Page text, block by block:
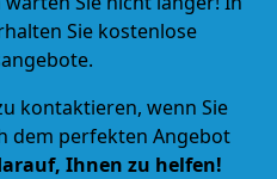
Sie kostenlose
kontaktieren, wenn Sie
dem perfekten Angebot
Ihnen zu helfen!